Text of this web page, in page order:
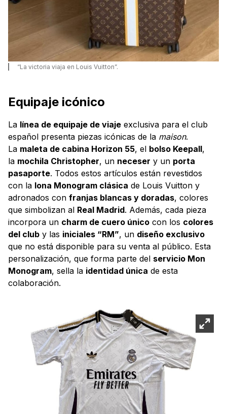
“La victoria viaja en Louis Vuitton”.
Equipaje icónico
La línea de equipaje de viaje exclusiva para el club
español presenta piezas icónicas de la maison.
La maleta de cabina Horizon 55, el bolso Keepall,
la mochila Christopher, un neceser y un porta
pasaporte. Todos estos artículos están revestidos
con la lona Monogram clásica de Louis Vuitton y
adronados con franjas blancas y doradas, colores
que simbolizan al Real Madrid. Además, cada pieza
incorpora un charm de cuero único con los colores
del club y las iniciales “RM”, un diseño exclusivo
que no está disponible para su venta al público. Esta
personalización, que forma parte del servicio Mon
Monogram, sella la identidad única de esta
colaboración.